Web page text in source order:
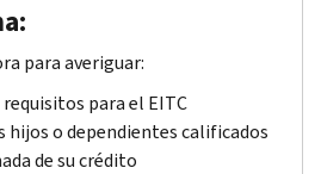
para averiguar:
para el EITC
hijos o dependientes calificados
de su crédito